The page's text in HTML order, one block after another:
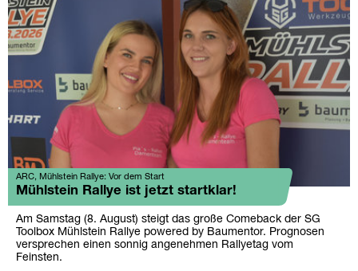
ARC, Mühlstein Rallye: Vor dem Start
Mühlstein Rallye ist jetzt startklar!
Am Samstag (8. August) steigt das große Comeback der SG
Toolbox Mühlstein Rallye powered by Baumentor. Prognosen
versprechen einen sonnig angenehmen Rallyetag vom
Feinsten.